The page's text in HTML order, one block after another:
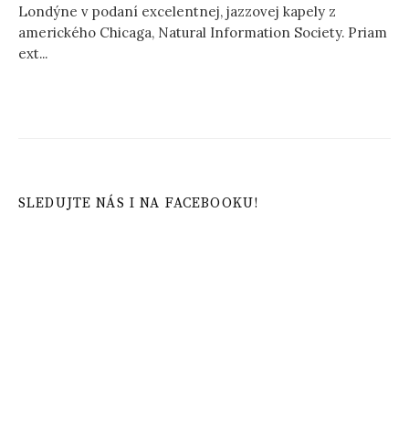
Londýne v podaní excelentnej, jazzovej kapely z
amerického Chicaga, Natural Information Society. Priam
ext...
SLEDUJTE NÁS I NA FACEBOOKU!